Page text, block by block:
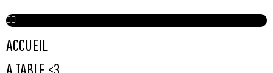
ACCUEIL
A TABLE <3